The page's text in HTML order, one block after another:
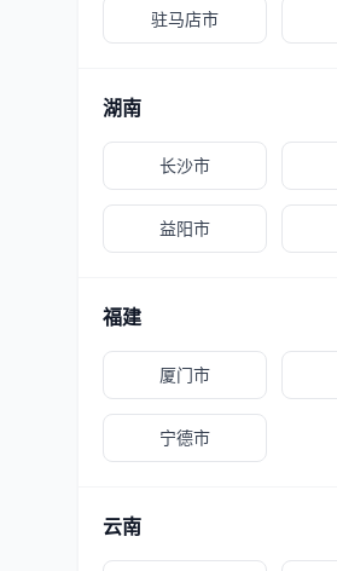
驻马店市
湖南
长沙市
益阳市
福建
厦门市
宁德市
云南